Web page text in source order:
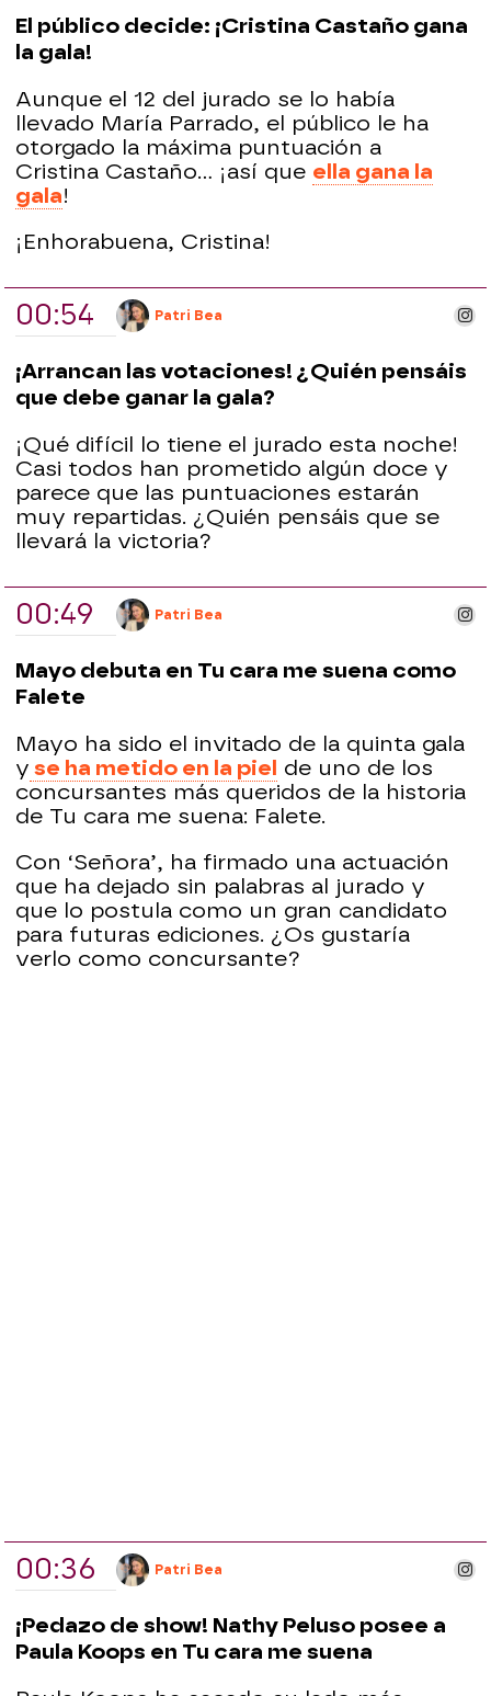
El público decide: ¡Cristina Castaño gana
la gala!
Aunque el 12 del jurado se lo había
llevado María Parrado, el público le ha
otorgado la máxima puntuación a
Cristina Castaño... ¡así que ella gana la
gala!
¡Enhorabuena, Cristina!
00:54 Patri Bea
¡Arrancan las votaciones! ¿Quién pensáis
que debe ganar la gala?
¡Qué difícil lo tiene el jurado esta noche!
Casi todos han prometido algún doce y
parece que las puntuaciones estarán
muy repartidas. ¿Quién pensáis que se
llevará la victoria?
00:49 Patri Bea
Mayo debuta en Tu cara me suena como
Falete
Mayo ha sido el invitado de la quinta gala
y se ha metido en la piel de uno de los
concursantes más queridos de la historia
de Tu cara me suena: Falete.
Con ‘Señora’, ha firmado una actuación
que ha dejado sin palabras al jurado y
que lo postula como un gran candidato
para futuras ediciones. ¿Os gustaría
verlo como concursante?
00:36 Patri Bea
¡Pedazo de show! Nathy Peluso posee a
Paula Koops en Tu cara me suena